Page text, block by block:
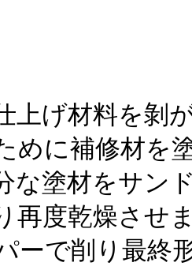
上げ材料を剝
めに補修材を
な塗材をサン
再度乾燥させ
ーで削り最終